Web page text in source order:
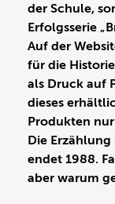
der Schule,
Erfolgsserie
Auf der
für die
als Druck auf
dieses
Produkten
Die
endet 1988.
aber warum